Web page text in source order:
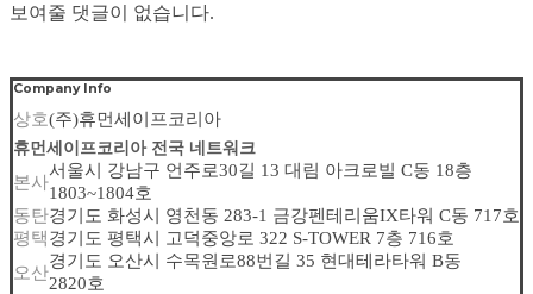
보여줄 댓글이 없습니다.
Company Info
상호(주)휴먼세이프코리아
휴먼세이프코리아 전국 네트워크
본사
서울시 강남구 언주로30길 13 대림 아크로빌 C동 18층
1803~1804호
동탄경기도 화성시 영천동 283-1 금강펜테리움IX타워 C동 717호
평택경기도 평택시 고덕중앙로 322 S-TOWER 7층 716호
오산
경기도 오산시 수목원로88번길 35 현대테라타워 B동
2820호